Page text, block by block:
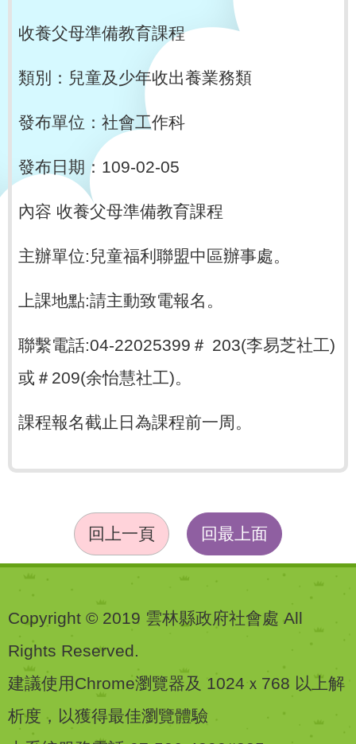
收養父母準備教育課程
類別：兒童及少年收出養業務類
發布單位：社會工作科
發布日期：109-02-05
內容 收養父母準備教育課程
主辦單位:兒童福利聯盟中區辦事處。
上課地點:請主動致電報名。
聯繫電話:04-22025399＃ 203(李易芝社工)
或＃209(余怡慧社工)。
課程報名截止日為課程前一周。
回上一頁 回最上面
Copyright © 2019 雲林縣政府社會處 All
Rights Reserved.
建議使用Chrome瀏覽器及 1024ｘ768 以上解
析度，以獲得最佳瀏覽體驗